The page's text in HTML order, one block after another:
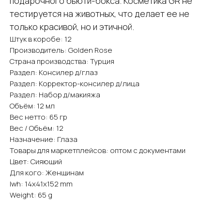
тестируется на животных, что делает ее не
только красивой, но и этичной.
Штук в коробе: 12
Производитель: Golden Rose
Страна производства: Турция
Раздел: Консилер д/глаз
Раздел: Корректор-консилер д/лица
Раздел: Набор д/макияжа
Объём: 12 мл
Вес нетто: 65 гр
Вес / Объём: 12
Назначение: Глаза
Товары для маркетплейсов: оптом с документами
Цвет: Сияющий
Для кого: Женщинам
lwh: 14x41x152 mm
Weight: 65 g